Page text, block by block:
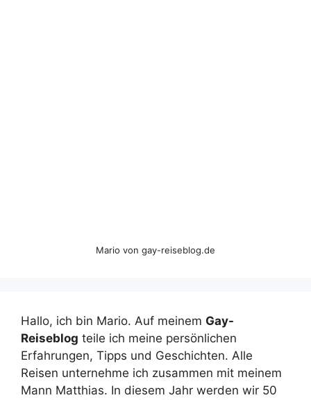
Mario von gay-reiseblog.de
Hallo, ich bin Mario. Auf meinem Gay-
Reiseblog teile ich meine persönlichen
Erfahrungen, Tipps und Geschichten. Alle
Reisen unternehme ich zusammen mit meinem
Mann Matthias. In diesem Jahr werden wir 50